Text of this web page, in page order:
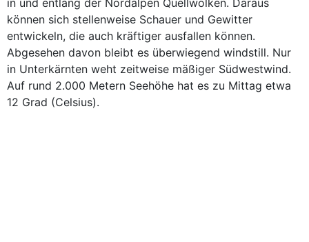
in und entlang der Nordalpen Quellwolken. Daraus
können sich stellenweise Schauer und Gewitter
entwickeln, die auch kräftiger ausfallen können.
Abgesehen davon bleibt es überwiegend windstill. Nur
in Unterkärnten weht zeitweise mäßiger Südwestwind.
Auf rund 2.000 Metern Seehöhe hat es zu Mittag etwa
12 Grad (Celsius).